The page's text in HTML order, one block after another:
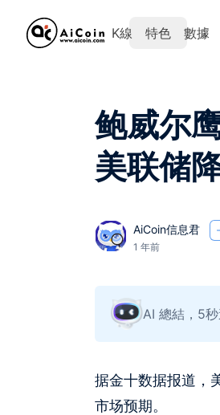
K線 特色 數據
鲍威尔
美联储
AiCoin信息君
1 年前
AI 總結，5
据金十数据报道，
市场预期。